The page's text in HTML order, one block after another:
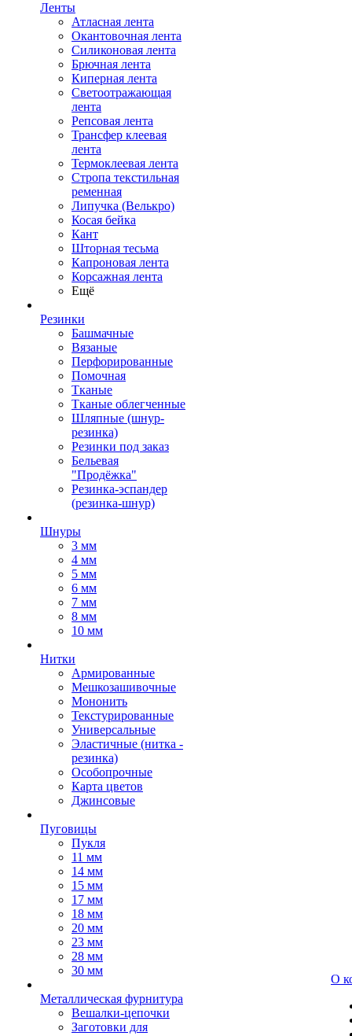
Ленты
Атласная лента
Окантовочная лента
Силиконовая лента
Брючная лента
Киперная лента
Светоотражающая
лента
Репсовая лента
Трансфер клеевая
лента
Термоклеевая лента
Стропа текстильная
ременная
Липучка (Велькро)
Косая бейка
Кант
Шторная тесьма
Капроновая лента
Корсажная лента
Ещё
Резинки
Башмачные
Вязаные
Перфорированные
Помочная
Тканые
Тканые облегченные
Шляпные (шнур-
резинка)
Резинки под заказ
Бельевая
"Продёжка"
Резинка-эспандер
(резинка-шнур)
Шнуры
3 мм
4 мм
5 мм
6 мм
7 мм
8 мм
10 мм
Нитки
Армированные
Мешкозашивочные
Мононить
Текстурированные
Универсальные
Эластичные (нитка -
резинка)
Особопрочные
Карта цветов
Джинсовые
Пуговицы
Пукля
11 мм
14 мм
15 мм
17 мм
18 мм
20 мм
23 мм
28 мм
30 мм
Металлическая фурнитура
Вешалки-цепочки
Заготовки для
О